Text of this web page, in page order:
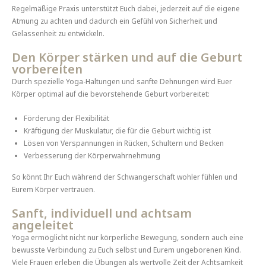
Regelmäßige Praxis unterstützt Euch dabei, jederzeit auf die eigene
Atmung zu achten und dadurch ein Gefühl von Sicherheit und
Gelassenheit zu entwickeln.
Den Körper stärken und auf die Geburt
vorbereiten
Durch spezielle Yoga-Haltungen und sanfte Dehnungen wird Euer
Körper optimal auf die bevorstehende Geburt vorbereitet:
Förderung der Flexibilität
Kräftigung der Muskulatur, die für die Geburt wichtig ist
Lösen von Verspannungen in Rücken, Schultern und Becken
Verbesserung der Körperwahrnehmung
So könnt Ihr Euch während der Schwangerschaft wohler fühlen und
Eurem Körper vertrauen.
Sanft, individuell und achtsam
angeleitet
Yoga ermöglicht nicht nur körperliche Bewegung, sondern auch eine
bewusste Verbindung zu Euch selbst und Eurem ungeborenen Kind.
Viele Frauen erleben die Übungen als wertvolle Zeit der Achtsamkeit